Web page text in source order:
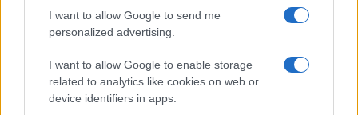
I want to allow Google to send me
personalized advertising.
I want to allow Google to enable storage
related to analytics like cookies on web or
device identifiers in apps.